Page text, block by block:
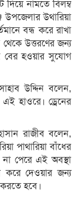
দিয়ে নামতে বিলম্ব
উপজেলার উথারিয়া
বন্ধ করে রাখা
উত্তরণের জন্য
বের হওয়ার সুযোগ
উদ্দিন বলেন,
হাওরে। ড্রেনের
রাজীব বলেন,
পাথারিয়া বাঁধের
না পেরে এই অবস্থা
করে দেওয়ার জন্য
হবে।